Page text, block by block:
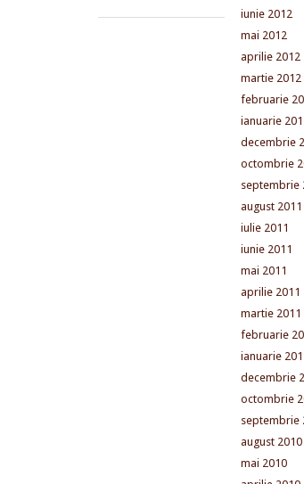
iunie 2012
mai 2012
aprilie 2012
martie 2012
februarie
ianuarie
decembrie
octombrie
septembrie
august 2011
iulie 2011
iunie 2011
mai 2011
aprilie 2011
martie 2011
februarie
ianuarie
decembrie
octombrie
septembrie
august 2010
mai 2010